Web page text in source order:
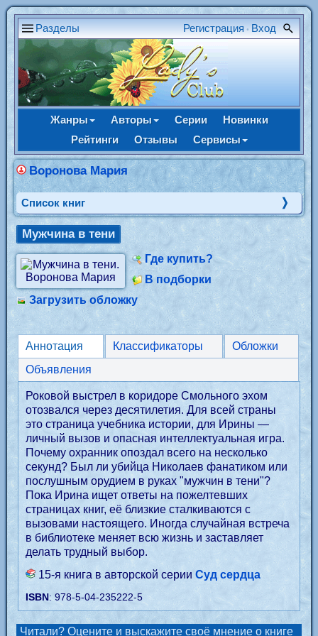
Разделы Регистрация • Вход
Жанры Авторы Серии
Новинки
Рейтинги
Отзывы Сервисы
Воронова Мария
Cписок книг
Мужчина в тени
Где купить?
В подборки
Загрузить обложку
Аннотация Классификаторы
Обложки
Объявления
Роковой выстрел в коридоре Смольного эхом
отозвался через десятилетия. Для всей страны
это страница учебника истории, для Ирины —
личный вызов и опасная интеллектуальная игра.
Почему охранник опоздал всего на несколько
секунд? Был ли убийца Николаев фанатиком или
послушным орудием в руках "мужчин в тени"?
Пока Ирина ищет ответы на пожелтевших
страницах книг, её близкие сталкиваются с
вызовами настоящего. Иногда случайная встреча
в библиотеке меняет всю жизнь и заставляет
делать трудный выбор.
15-я книга в авторской серии Суд сердца
ISBN: 978-5-04-235222-5
Читали? Оцените и выскажите своё мнение о книге